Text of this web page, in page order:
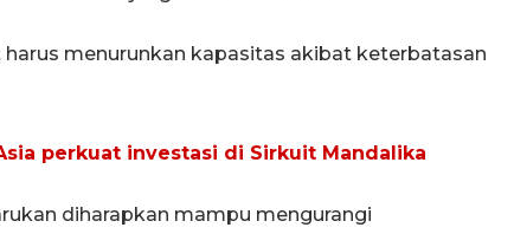
menurunkan kapasitas akibat keterbatasan
perkuat investasi di Sirkuit Mandalika
diharapkan mampu mengurangi